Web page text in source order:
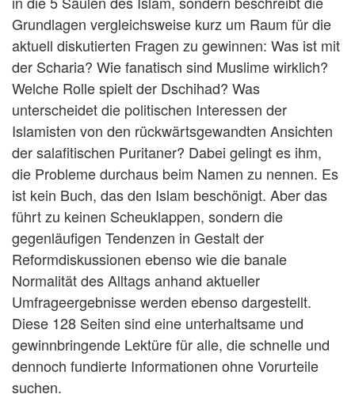
Grundlagen vergleichsweise kurz um Raum für die
aktuell diskutierten Fragen zu gewinnen: Was ist mit
der Scharia? Wie fanatisch sind Muslime wirklich?
Welche Rolle spielt der Dschihad? Was
unterscheidet die politischen Interessen der
Islamisten von den rückwärtsgewandten Ansichten
der salafitischen Puritaner? Dabei gelingt es ihm,
die Probleme durchaus beim Namen zu nennen. Es
ist kein Buch, das den Islam beschönigt. Aber das
führt zu keinen Scheuklappen, sondern die
gegenläufigen Tendenzen in Gestalt der
Reformdiskussionen ebenso wie die banale
Normalität des Alltags anhand aktueller
Umfrageergebnisse werden ebenso dargestellt.
Diese 128 Seiten sind eine unterhaltsame und
gewinnbringende Lektüre für alle, die schnelle und
dennoch fundierte Informationen ohne Vorurteile
suchen.